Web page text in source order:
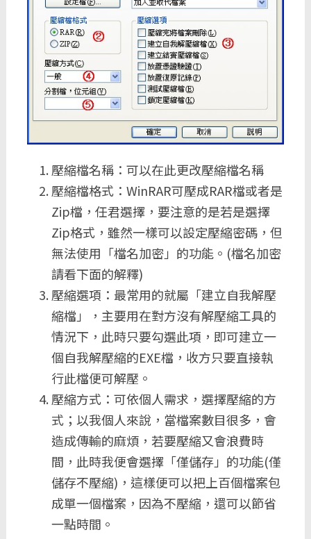
壓縮檔名稱：可以在此更改壓縮檔名稱
壓縮檔格式：WinRAR可壓成RAR檔或者是
Zip檔，任君選擇，要注意的是若是選擇
Zip格式，雖然一樣可以設定壓縮密碼，但
無法使用「檔名加密」的功能。(檔名加密
請看下面的解釋)
壓縮選項：最常用的就屬「建立自我解壓
縮檔」，主要用在對方沒有解壓縮工具的
情況下，此時只要勾選此項，即可建立一
個自我解壓縮的EXE檔，收方只要直接執
行此檔便可解壓。
壓縮方式：可依個人需求，選擇壓縮的方
式；以我個人來說，當檔案數目很多，會
造成傳輸的麻煩，若要壓縮又會浪費時
間，此時我便會選擇「僅儲存」的功能(僅
儲存不壓縮)，這樣便可以把上百個檔案包
成單一個檔案，因為不壓縮，還可以節省
一點時間。